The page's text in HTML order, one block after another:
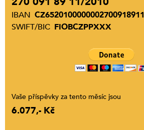
IBAN CZ6520100000002700918911
SWIFT/BIC FIOBCZPPXXX
Vaše příspěvky za tento měsíc jsou
6.077,- Kč